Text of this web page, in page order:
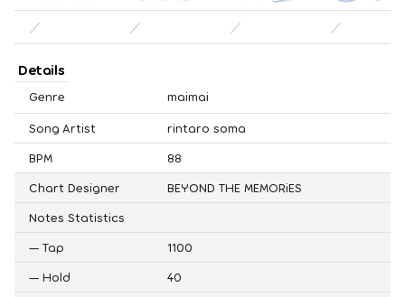
／ ／ ／ ／
Details
Genre maimai
Song Artist
rintaro soma
BPM
88
Chart Designer
BEYOND THE MEMORiES
Notes Statistics
— Tap
1100
— Hold
40